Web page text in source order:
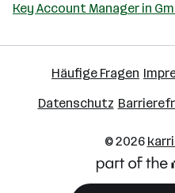
Key Account Manager in
Häufige Fragen
Datenschutz
© 2026